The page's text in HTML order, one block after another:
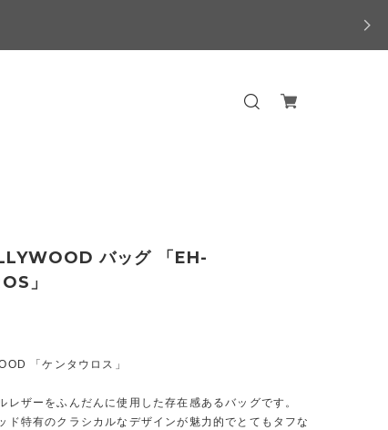
バッグ 「EH-
」
「ケンタウロス」
レザーをふんだんに使用した存在感あるバッグです。
ド特有のクラシカルなデザインが魅力的でとてもタフな